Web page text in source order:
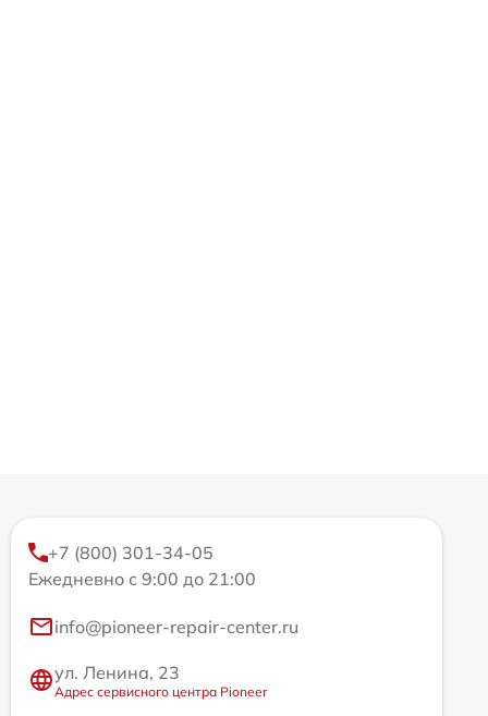
+7 (800) 301-34-05
Ежедневно с 9:00 до 21:00
info@pioneer-repair-center.ru
ул. Ленина, 23
Адрес сервисного центра Pioneer